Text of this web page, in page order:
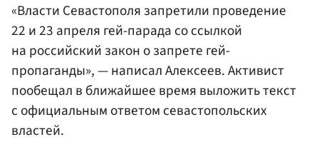
«Власти Севастополя запретили проведение
22 и 23 апреля гей-парада со ссылкой
на российский закон о запрете гей-
пропаганды», — написал Алексеев. Активист
пообещал в ближайшее время выложить текст
с официальным ответом севастопольских
властей.